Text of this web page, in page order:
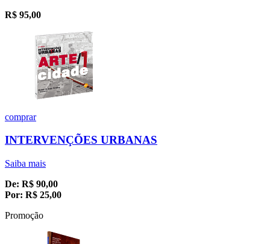
R$ 95,00
comprar
INTERVENÇÕES URBANAS
Saiba mais
De: R$ 90,00
Por: R$ 25,00
Promoção